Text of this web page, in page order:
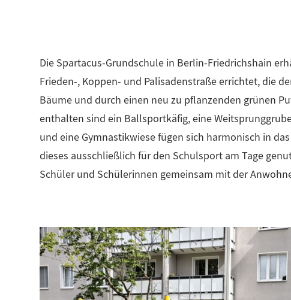
Die Spartacus-Grundschule in Berlin-Friedrichshain
Frieden-, Koppen- und Palisadenstraße errichtet, die
Bäume und durch einen neu zu pflanzenden grünen
enthalten sind ein Ballsportkäfig, eine
und eine Gymnastikwiese fügen sich harmonisch in
dieses ausschließlich für den Schulsport am Tage
Schüler und Schülerinnen gemeinsam mit der